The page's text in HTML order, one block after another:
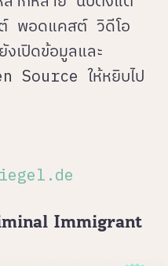
พอดแคสต์ วิดีโอ
เปิดข้อมูลและ
Source ให้หยิบไป
Immigrant